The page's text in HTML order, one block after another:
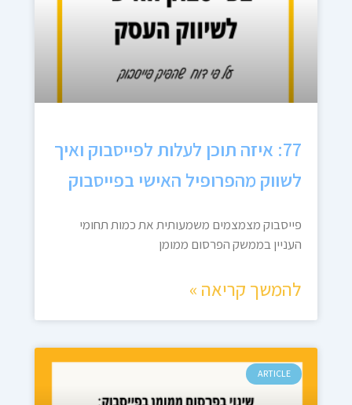
77: איזה תוכן לעלות לפייסבוק ואיך
לשווק מהפרופיל האישי בפייסבוק
פייסבוק מצמצמים משמעותית את כמות תחומי
העניין בממשק הפרסום ממומן
להמשך קריאה »
ARTICLE